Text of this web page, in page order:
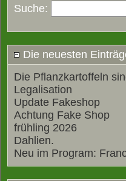
Suche:
Die neuesten
Die Pflanzkartoffeln
Legalisation
Update Fakeshop
Achtung Fake Shop
frühling 2026
Dahlien.
Neu im Program: